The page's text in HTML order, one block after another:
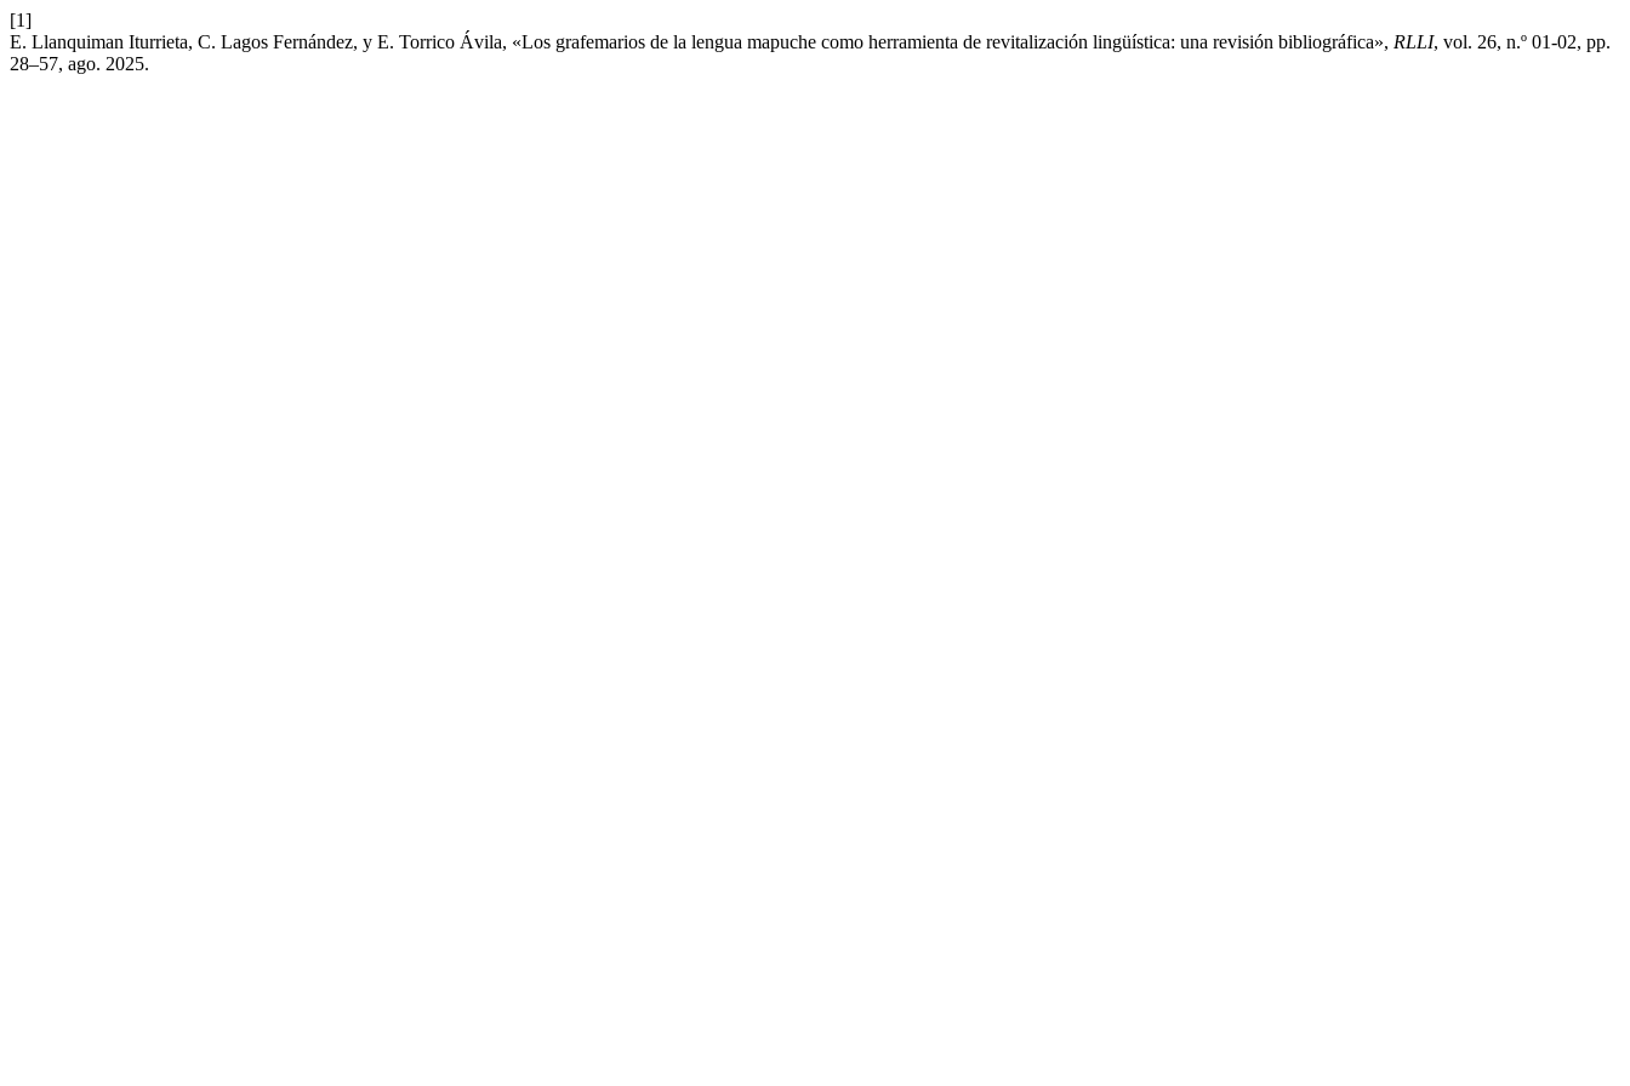
[1]
E. Llanquiman Iturrieta, C. Lagos Fernández, y E. Torrico Ávila, «Los grafemarios de la lengua mapuche como herramienta de revitalización lingüística: una revisión bibliográfica», RLLI, vol. 26, n.º 01-02, pp.
28–57, ago. 2025.